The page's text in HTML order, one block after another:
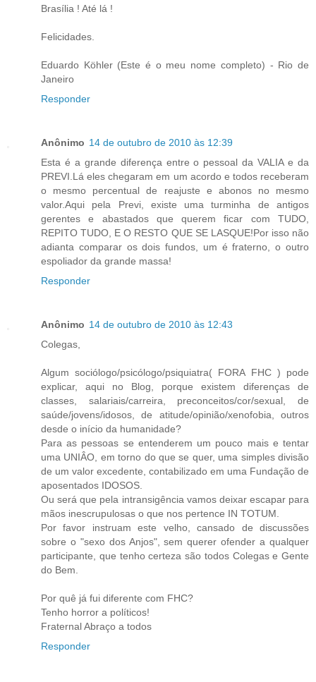
Brasília ! Até lá !
Felicidades.
Eduardo Köhler (Este é o meu nome completo) - Rio de
Janeiro
Responder
Anônimo 14 de outubro de 2010 às 12:39
Esta é a grande diferença entre o pessoal da VALIA e da
PREVI.Lá eles chegaram em um acordo e todos receberam
o mesmo percentual de reajuste e abonos no mesmo
valor.Aqui pela Previ, existe uma turminha de antigos
gerentes e abastados que querem ficar com TUDO,
REPITO TUDO, E O RESTO QUE SE LASQUE!Por isso não
adianta comparar os dois fundos, um é fraterno, o outro
espoliador da grande massa!
Responder
Anônimo 14 de outubro de 2010 às 12:43
Colegas,
Algum sociólogo/psicólogo/psiquiatra( FORA FHC ) pode
explicar, aqui no Blog, porque existem diferenças de
classes, salariais/carreira, preconceitos/cor/sexual, de
saúde/jovens/idosos, de atitude/opinião/xenofobia, outros
desde o início da humanidade?
Para as pessoas se entenderem um pouco mais e tentar
uma UNIÂO, em torno do que se quer, uma simples divisão
de um valor excedente, contabilizado em uma Fundação de
aposentados IDOSOS.
Ou será que pela intransigência vamos deixar escapar para
mãos inescrupulosas o que nos pertence IN TOTUM.
Por favor instruam este velho, cansado de discussões
sobre o "sexo dos Anjos", sem querer ofender a qualquer
participante, que tenho certeza são todos Colegas e Gente
do Bem.
Por quê já fui diferente com FHC?
Tenho horror a políticos!
Fraternal Abraço a todos
Responder